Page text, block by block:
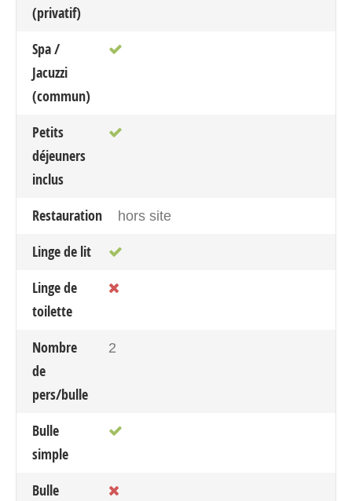
(privatif)
Spa /
Jacuzzi
(commun)
Petits
déjeuners
inclus
Restauration
hors site
Linge de lit
Linge de
toilette
Nombre
de
pers/bulle
2
Bulle
simple
Bulle